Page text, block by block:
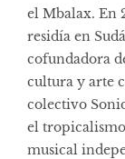
el Mbalax. En
residía en
cofundadora
cultura y arte
colectivo
el
musical